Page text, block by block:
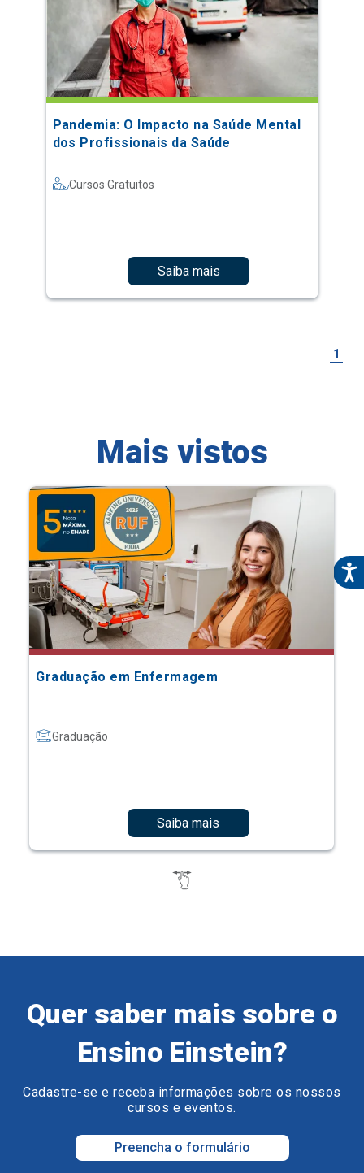
Pandemia: O Impacto na Saúde Mental
dos Profissionais da Saúde
Cursos Gratuitos
Saiba mais
1
Mais vistos
Graduação em Enfermagem
Graduação
Saiba mais
Quer saber mais sobre o
Ensino Einstein?
Cadastre-se e receba informações sobre os nossos
cursos e eventos.
Preencha o formulário